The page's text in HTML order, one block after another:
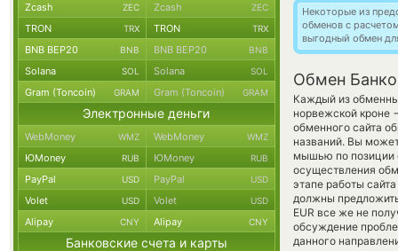
Некоторые из
обменов с
выгодный обмен
Обмен
Каждый из
норвежской кроне
обменного сайта
названий. Вы
мышью по позиции
осуществления
этапе работы
должны
EUR все же не
обсуждение
данного
Zcash ZEC Zcash ZEC
TRON TRX TRON TRX
BNB BEP20 BNB BNB BEP20 BNB
Solana SOL Solana SOL
Gram (Toncoin) GRAM Gram (Toncoin) GRAM
Электронные деньги
WebMoney WMZ WebMoney WMZ
ЮMoney RUB ЮMoney RUB
PayPal USD PayPal USD
Volet USD Volet USD
Alipay CNY Alipay CNY
Банковские счета и карты